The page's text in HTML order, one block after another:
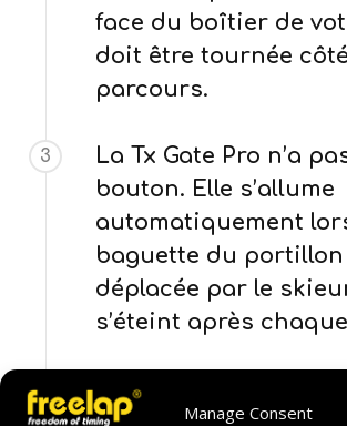
Manage Consent
face du boîtier de
doit être tournée côté
parcours.
3
La Tx Gate Pro n’a
bouton. Elle s’allume
automatiquement
baguette du portillon
déplacée par le
s’éteint après
Mettez-vous en